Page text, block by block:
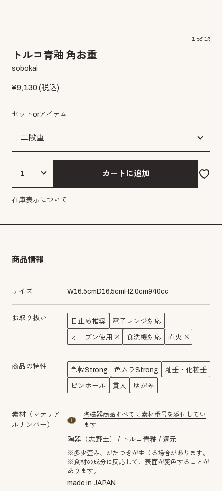
1of 12
トルコ青釉 角お重
sobokai
¥9,130(税込)
セットorアイテム
カートに追加
在庫表示について
商品情報
サイズ W16.5cm D16.5cm H2.0cm940cc
お取り扱い 目止め推奨 電子レンジ対応
オーブン使用 食洗機対応 直火
商品の特性 色幅Strong 色ムラStrong 釉垂・化粧垂
ピンホール 貫入 ゆがみ
素材（マテリア
ルナンバー）
material number1
陶磁器商品すべてに素材番号を添付してい
ます
陶器（志野土） トルコ青釉 還元
※多少歪み、がたつきが生じる場合があります。
※食材の成分に反応して、表面が変色することが
あります。
made in JAPAN